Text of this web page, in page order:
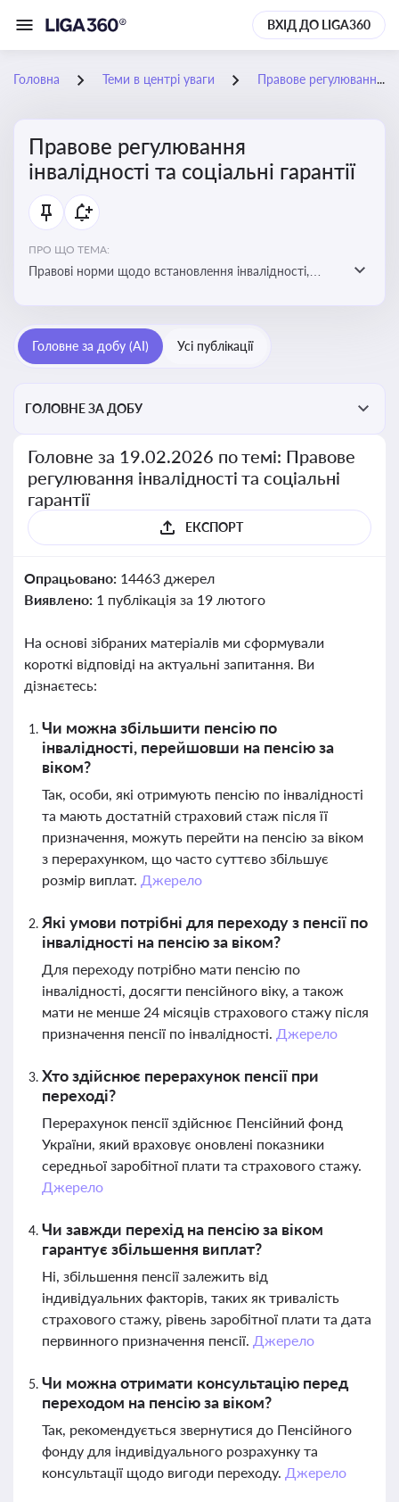
ВХІД ДО LIGA360
Головна Теми в центрі уваги Правове регулювання інвалідності та соціальні гарантії
Правове регулювання
інвалідності та соціальні гарантії
ПРО ЩО ТЕМА:
Правові норми щодо встановлення інвалідності,
Головне за добу (AI) Усі публікації
ГОЛОВНЕ ЗА ДОБУ
Головне за 19.02.2026 по темі: Правове
регулювання інвалідності та соціальні
гарантії
ЕКСПОРТ
Опрацьовано: 14463 джерел
Виявлено: 1 публікація за 19 лютого
На основі зібраних матеріалів ми сформували
короткі відповіді на актуальні запитання. Ви
дізнаєтесь:
Чи можна збільшити пенсію по
інвалідності, перейшовши на пенсію за
віком?
Так, особи, які отримують пенсію по інвалідності
та мають достатній страховий стаж після її
призначення, можуть перейти на пенсію за віком
з перерахунком, що часто суттєво збільшує
розмір виплат. Джерело
Які умови потрібні для переходу з пенсії по
інвалідності на пенсію за віком?
Для переходу потрібно мати пенсію по
інвалідності, досягти пенсійного віку, а також
мати не менше 24 місяців страхового стажу після
призначення пенсії по інвалідності. Джерело
Хто здійснює перерахунок пенсії при
переході?
Перерахунок пенсії здійснює Пенсійний фонд
України, який враховує оновлені показники
середньої заробітної плати та страхового стажу.
Джерело
Чи завжди перехід на пенсію за віком
гарантує збільшення виплат?
Ні, збільшення пенсії залежить від
індивідуальних факторів, таких як тривалість
страхового стажу, рівень заробітної плати та дата
первинного призначення пенсії. Джерело
Чи можна отримати консультацію перед
переходом на пенсію за віком?
Так, рекомендується звернутися до Пенсійного
фонду для індивідуального розрахунку та
консультації щодо вигоди переходу. Джерело